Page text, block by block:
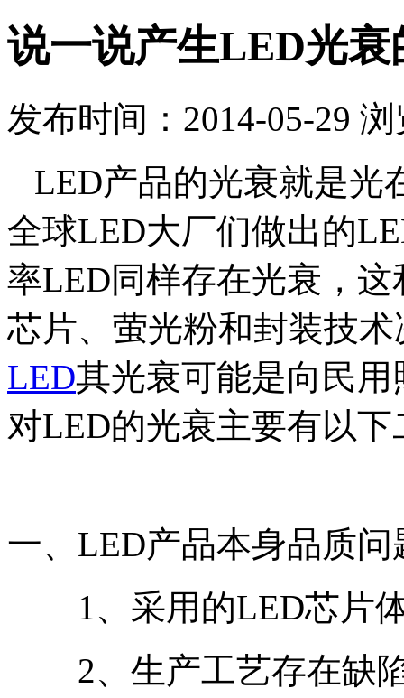
说一说产生LED光衰
发布时间：2014-05-29
LED产品的光衰就是光
全球LED大厂们做出的
率LED同样存在光衰，
芯片、萤光粉和封装技
LED其光衰可能是向民
对LED的光衰主要有以
一、LED产品本身品质问
1、采用的LED芯片体
2、生产工艺存在缺陷